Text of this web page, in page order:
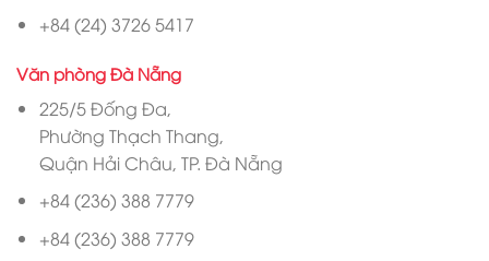
+84 (24) 3726 5417
Văn phòng Đà Nẵng
225/5 Đống Đa,
Phường Thạch Thang,
Quận Hải Châu, TP. Đà Nẵng
+84 (236) 388 7779
+84 (236) 388 7779